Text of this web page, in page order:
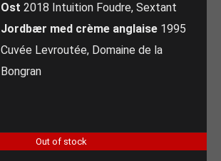
Ost 2018 Intuition Foudre, Sextant
Jordbær med crème anglaise 1995
Cuvée Levroutée, Domaine de la
Bongran
Out of stock